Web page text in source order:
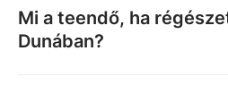
Mi a teendő, ha
Dunában?